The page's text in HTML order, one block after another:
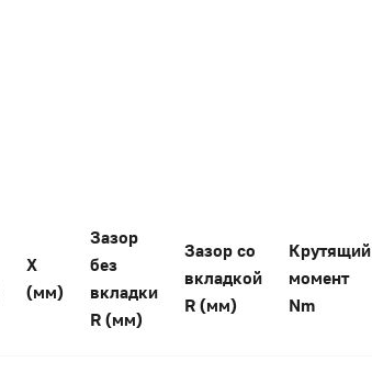
Х
(мм)
Зазор
без
вкладки
R (мм)
Зазор со
вкладкой
R (мм)
Крутящий
момент
Nm